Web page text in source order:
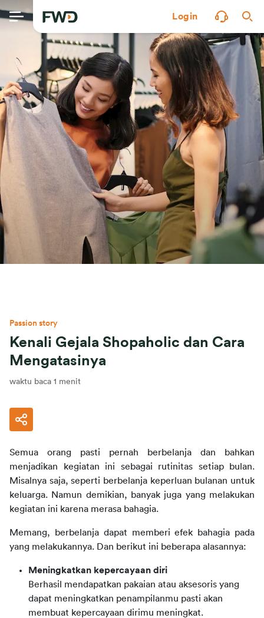
Login
Passion story
Kenali Gejala Shopaholic dan Cara
Mengatasinya
waktu baca 1 menit
Semua orang pasti pernah berbelanja dan bahkan
menjadikan kegiatan ini sebagai rutinitas setiap bulan.
Misalnya saja, seperti berbelanja keperluan bulanan untuk
keluarga. Namun demikian, banyak juga yang melakukan
kegiatan ini karena merasa bahagia.
Memang, berbelanja dapat memberi efek bahagia pada
yang melakukannya. Dan berikut ini beberapa alasannya:
Meningkatkan kepercayaan diri
Berhasil mendapatkan pakaian atau aksesoris yang
dapat meningkatkan penampilanmu pasti akan
membuat kepercayaan dirimu meningkat.